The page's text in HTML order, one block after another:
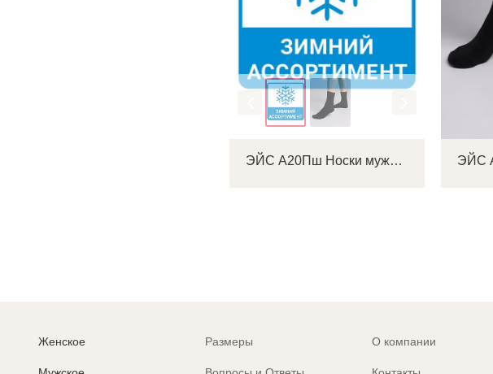
ЭЙС А20Пш Носки мужские ЭЙС
Женское Размеры О компании